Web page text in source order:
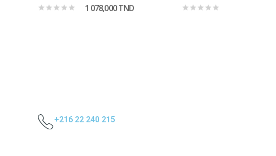
1 078,000 TND
+216 22 240 215